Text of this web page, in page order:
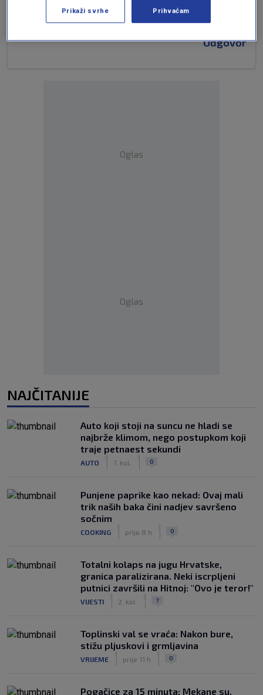
slušao.Njezino veličanstvo od TOYTE je ñajbolji
autobrend NA svijetu.hvala.
Odgovor
Oglas
Oglas
NAJČITANIJE
Auto koji stoji na suncu ne hladi se
najbrže klimom, nego postupkom koji
traje petnaest sekundi
AUTO 7. kol. 0
Punjene paprike kao nekad: Ovaj mali
trik naših baka čini nadjev savršeno
sočnim
COOKING prije 8 h 0
Totalni kolaps na jugu Hrvatske,
granica paralizirana. Neki iscrpljeni
putnici završili na Hitnoj: "Ovo je teror!"
VIJESTI 2. kol. 7
Toplinski val se vraća: Nakon bure,
stižu pljuskovi i grmljavina
VRIJEME prije 11 h 0
Pogačice za 15 minuta: Mekane su,
Prikaži svrhe Prihvaćam